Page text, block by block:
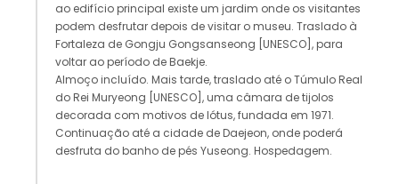
ao edifício principal existe um jardim onde os visitantes
podem desfrutar depois de visitar o museu. Traslado à
Fortaleza de Gongju Gongsanseong [UNESCO], para
voltar ao período de Baekje.
Almoço incluído. Mais tarde, traslado até o Túmulo Real
do Rei Muryeong [UNESCO], uma câmara de tijolos
decorada com motivos de lótus, fundada em 1971.
Continuação até a cidade de Daejeon, onde poderá
desfruta do banho de pés Yuseong. Hospedagem.